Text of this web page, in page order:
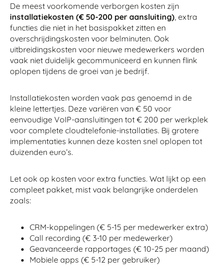
De meest voorkomende verborgen kosten zijn
installatiekosten (€ 50-200 per aansluiting) , extra
functies die niet in het basispakket zitten en
overschrijdingskosten voor belminuten. Ook
uitbreidingskosten voor nieuwe medewerkers worden
vaak niet duidelijk gecommuniceerd en kunnen flink
oplopen tijdens de groei van je bedrijf.
Installatiekosten worden vaak pas genoemd in de
kleine lettertjes. Deze variëren van € 50 voor
eenvoudige VoIP-aansluitingen tot € 200 per werkplek
voor complete cloudtelefonie-installaties. Bij grotere
implementaties kunnen deze kosten snel oplopen tot
duizenden euro’s.
Let ook op kosten voor extra functies. Wat lijkt op een
compleet pakket, mist vaak belangrijke onderdelen
zoals:
CRM-koppelingen (€ 5-15 per medewerker extra)
Call recording (€ 3-10 per medewerker)
Geavanceerde rapportages (€ 10-25 per maand)
Mobiele apps (€ 5-12 per gebruiker)